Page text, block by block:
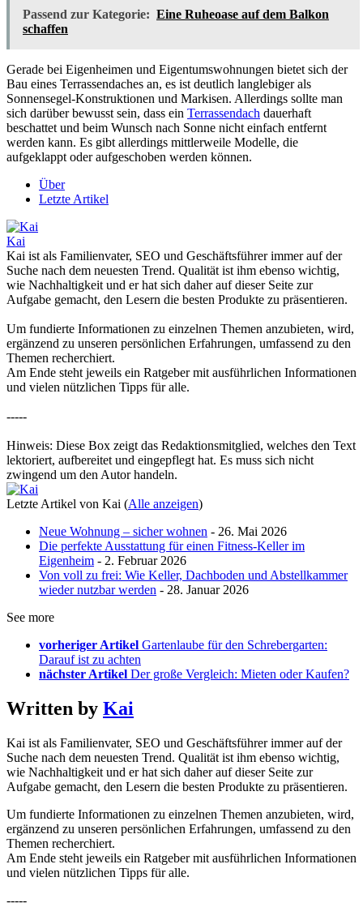
Passend zur Kategorie: Eine Ruheoase auf dem Balkon
schaffen
Gerade bei Eigenheimen und Eigentumswohnungen bietet sich der
Bau eines Terrassendaches an, es ist deutlich langlebiger als
Sonnensegel-Konstruktionen und Markisen. Allerdings sollte man
sich darüber bewusst sein, dass ein Terrassendach dauerhaft
beschattet und beim Wunsch nach Sonne nicht einfach entfernt
werden kann. Es gibt allerdings mittlerweile Modelle, die
aufgeklappt oder aufgeschoben werden können.
Über
Letzte Artikel
Kai
Kai ist als Familienvater, SEO und Geschäftsführer immer auf der
Suche nach dem neuesten Trend. Qualität ist ihm ebenso wichtig,
wie Nachhaltigkeit und er hat sich daher auf dieser Seite zur
Aufgabe gemacht, den Lesern die besten Produkte zu präsentieren.
Um fundierte Informationen zu einzelnen Themen anzubieten, wird,
ergänzend zu unseren persönlichen Erfahrungen, umfassend zu den
Themen recherchiert.
Am Ende steht jeweils ein Ratgeber mit ausführlichen Informationen
und vielen nützlichen Tipps für alle.
-----
Hinweis: Diese Box zeigt das Redaktionsmitglied, welches den Text
lektoriert, aufbereitet und eingepflegt hat. Es muss sich nicht
zwingend um den Autor handeln.
Letzte Artikel von Kai (Alle anzeigen)
Neue Wohnung – sicher wohnen - 26. Mai 2026
Die perfekte Ausstattung für einen Fitness-Keller im
Eigenheim - 2. Februar 2026
Von voll zu frei: Wie Keller, Dachboden und Abstellkammer
wieder nutzbar werden - 28. Januar 2026
See more
vorheriger Artikel Gartenlaube für den Schrebergarten:
Darauf ist zu achten
nächster Artikel Der große Vergleich: Mieten oder Kaufen?
Written by Kai
Kai ist als Familienvater, SEO und Geschäftsführer immer auf der
Suche nach dem neuesten Trend. Qualität ist ihm ebenso wichtig,
wie Nachhaltigkeit und er hat sich daher auf dieser Seite zur
Aufgabe gemacht, den Lesern die besten Produkte zu präsentieren.
Um fundierte Informationen zu einzelnen Themen anzubieten, wird,
ergänzend zu unseren persönlichen Erfahrungen, umfassend zu den
Themen recherchiert.
Am Ende steht jeweils ein Ratgeber mit ausführlichen Informationen
und vielen nützlichen Tipps für alle.
-----